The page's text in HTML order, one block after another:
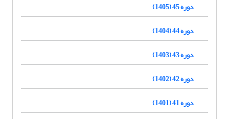
دوره 45 (1405)
دوره 44 (1404)
دوره 43 (1403)
دوره 42 (1402)
دوره 41 (1401)